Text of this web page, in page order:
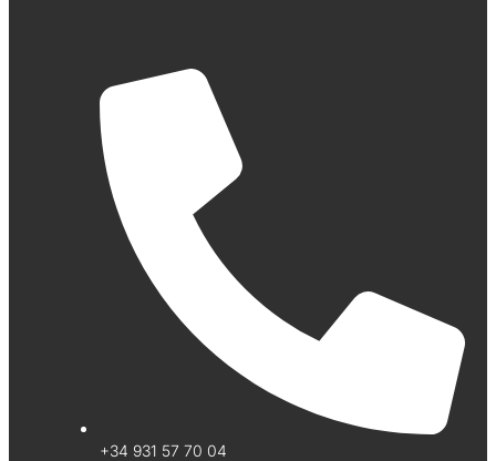
+34 931 57 70 04